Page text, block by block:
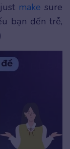
make sure
bạn đến trễ,